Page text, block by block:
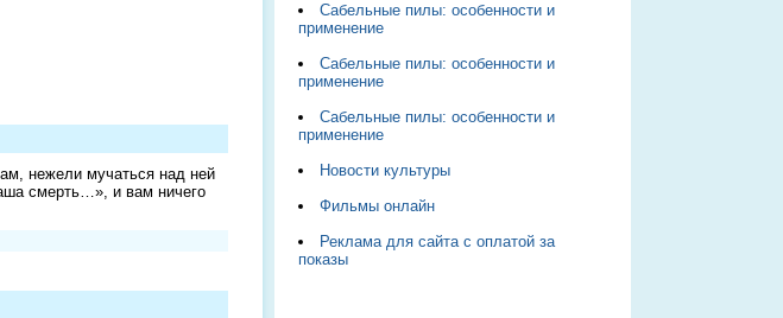
нежели мучаться над ней
смерть…», и вам ничего
Сабельные пилы: особенности и
применение
Сабельные пилы: особенности и
применение
Сабельные пилы: особенности и
применение
Новости культуры
Фильмы онлайн
Реклама для сайта с оплатой за
показы